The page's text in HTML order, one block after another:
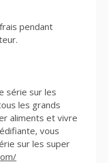
pendant
série sur les
les grands
aliments et vivre
vous
sur les super